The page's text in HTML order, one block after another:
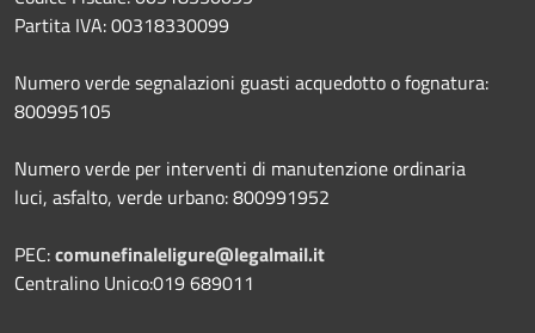
Partita IVA: 00318330099
Numero verde segnalazioni guasti acquedotto o fognatura:
800995105
Numero verde per interventi di manutenzione ordinaria
luci, asfalto, verde urbano: 800991952
PEC:comunefinaleligure@legalmail.it
Centralino Unico:019 689011